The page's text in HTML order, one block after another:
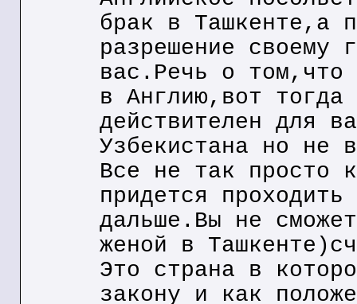
брак в Ташкенте,а
разрешение своему
вас.Речь о том,что
в Англию,вот
действителен для
Узбекистана но не
Все не так просто
придется
дальше.Вы не
женой в
Это страна в
закону и как